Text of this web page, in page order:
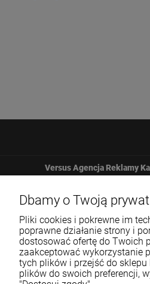
Versus Agencja Reklamy
Żbicka 161
32-065
12 307
Dbamy o Twoją
Pliki cookies i pokrewne im
poprawne działanie strony i
dostosować ofertę do Twoich
zaakceptować wykorzystanie
tych plików i przejść do
plików do swoich preferencji,